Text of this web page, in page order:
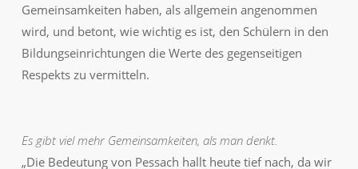
Gemeinsamkeiten haben, als allgemein angenommen
wird, und betont, wie wichtig es ist, den Schülern in den
Bildungseinrichtungen die Werte des gegenseitigen
Respekts zu vermitteln.
Es gibt viel mehr Gemeinsamkeiten, als man denkt.
„Die Bedeutung von Pessach hallt heute tief nach, da wir